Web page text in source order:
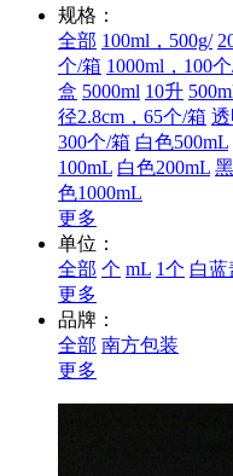
规格：
全部 100ml，500g/
个/箱 1000ml，100
盒 5000ml 10升
径2.8cm，65个/箱 透
300个/箱 白色500mL
100mL 白色200mL
色1000mL
更多
单位：
全部 个 mL 1个 白蓝
更多
品牌：
全部 南方包装
更多